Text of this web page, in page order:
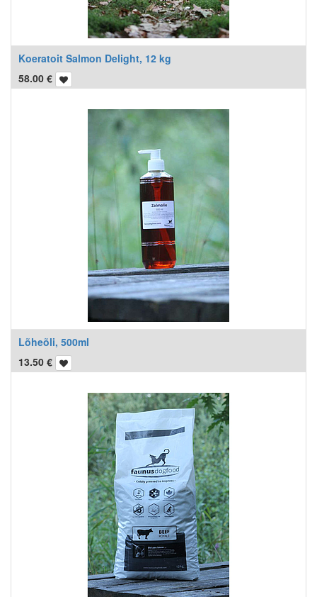
Koeratoit Salmon Delight, 12 kg
58.00 €
Lõheõli, 500ml
13.50 €